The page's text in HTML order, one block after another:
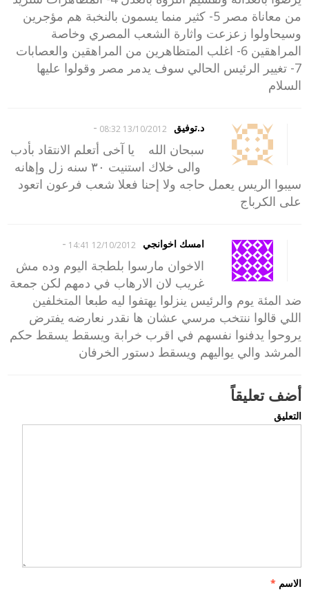
من معاناة مصر 5- كثير منما يسمون بالنخبة هم مؤجرين
وسيحاولوا زعزعت واثارة الشعب المصري وخاصة
المراهقين 6- اغلب المتظاهرين من المراهقين والعصابات
7- تغيير الرئيس الحالي سوف يدمر مصر وقولوا عليها
السلام
د.توفيق 13/10/2012 08:32
-
سبحان الله يا آخى أتعلم الانتقاد بأدب
والى خلاك استنيت ٣٠ سنه زل وإهانه
سيبوا الريس يعمل حاجه ولا إحنا فعلا شعب فرعون اتعود
على الكرباج
امسك اخوانجي 12/10/2012 14:41
-
الاخوان مارسوا بلطجة اليوم وده مش
غريب لان الارهاب في دمهم لكن جمعة
ضد المئة يوم والرئيس ينزلوا يهتفوا ليه طبعا المتخلفين
اللي قالوا ننتخب مرسي عشان ها نقدر نعارضه يفترض
يروحوا يدفنوا نفسهم في اقرب خرابة ويسقط يسقط حكم
المرشد والي يواليهم ويسقط دستور الخرفان
أضف تعليقاً
التعليق
الاسم *